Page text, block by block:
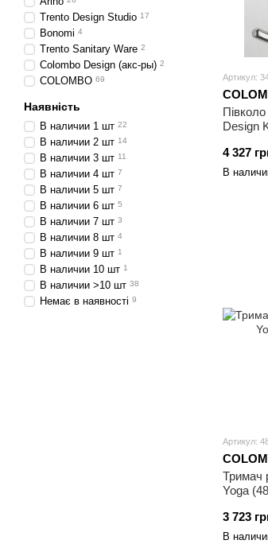
Артикул:
Design
4 327
В
Артикул:
Тримач
Yoga
3 723
В
Trento Design Studio 17
Bonomi 4
Trento Sanitary Ware 2
Colombo Design (акс-ры) 2
COLOMBO 69
Наявність
В наличии 1 шт 22
В наличии 2 шт 14
В наличии 3 шт 11
В наличии 4 шт 7
В наличии 5 шт 7
В наличии 6 шт 5
В наличии 7 шт 3
В наличии 8 шт 4
В наличии 9 шт 1
В наличии 10 шт 1
В наличии >10 шт 38
Немає в наявності 9